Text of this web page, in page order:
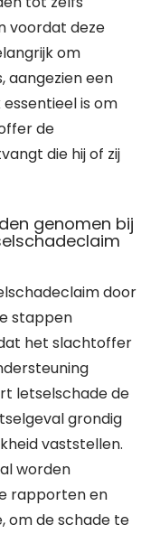
voordat deze
om
aangezien een
is om
de
die hij of zij
genomen bij
door
stappen
het slachtoffer
letselschade de
grondig
vaststellen.
worden
rapporten en
om de schade te